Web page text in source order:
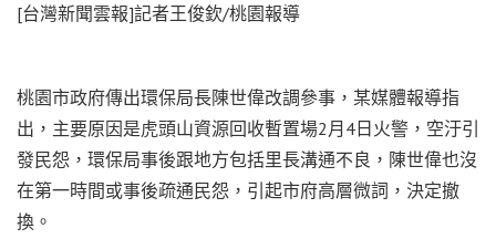
[台灣新聞雲報]記者王俊欽/桃園報導
桃園市政府傳出環保局長陳世偉改調參事，某媒體報導指
出，主要原因是虎頭山資源回收暫置場2月4日火警，空汙引
發民怨，環保局事後跟地方包括里長溝通不良，陳世偉也沒
在第一時間或事後疏通民怨，引起市府高層微詞，決定撤
換。